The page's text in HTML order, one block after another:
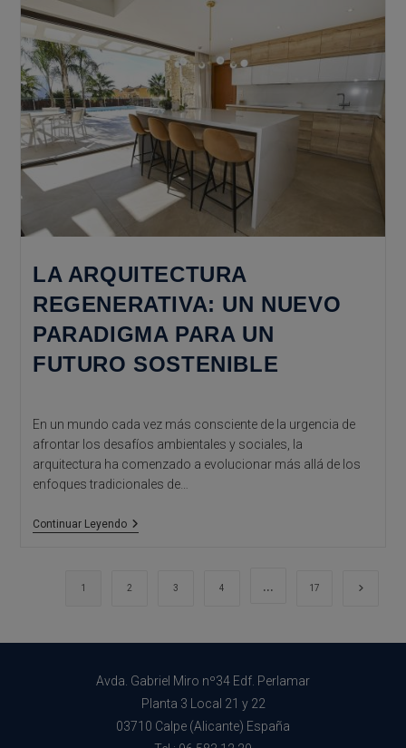
Integral
LA ARQUITECTURA
REGENERATIVA: UN NUEVO
PARADIGMA PARA UN
FUTURO SOSTENIBLE
En un mundo cada vez más consciente de la urgencia de
afrontar los desafíos ambientales y sociales, la
arquitectura ha comenzado a evolucionar más allá de los
enfoques tradicionales de…
Continuar LeyendoLa
Nuevo
Futuro
1 2 3 4 … 17 Ir a la
Avda. Gabriel Miro nº34 Edf. Perlamar
Planta 3 Local 21 y 22
03710 Calpe (Alicante) España